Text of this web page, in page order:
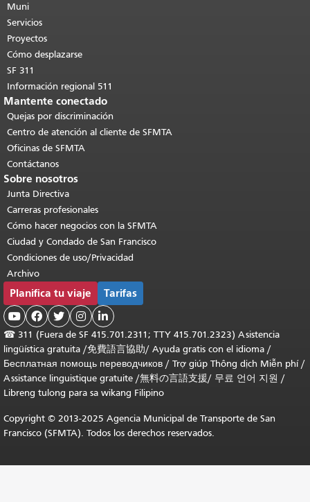
de esta página se repite en todas las
páginas.Volver al principio del
contenido principal
Muni
Servicios
Proyectos
Cómo desplazarse
SF 311
Información regional 511
Mantente conectado
Quejas por discriminación
Centro de atención al cliente de SFMTA
Oficinas de SFMTA
Contáctanos
Sobre nosotros
Junta Directiva
Carreras profesionales
Cómo hacer negocios con la SFMTA
Ciudad y Condado de San Francisco
Condiciones de uso/Privacidad
Archivo
Planifica tu viaje Tarifas
    
☎ 311 (Fuera de SF 415.701.2311; TTY 415.701.2323) Asistencia
lingüística gratuita /免費語言協助/ Ayuda gratis con el idioma /
Бесплатная помощь переводчиков / Trợ giúp Thông dịch Miễn phí/
Assistance linguistique gratuite /無料の言語支援/ 무료 언어 지원 /
Libreng tulong para sa wikang Filipino
Copyright © 2013-2025 Agencia Municipal de Transporte de San
Francisco (SFMTA). Todos los derechos reservados.